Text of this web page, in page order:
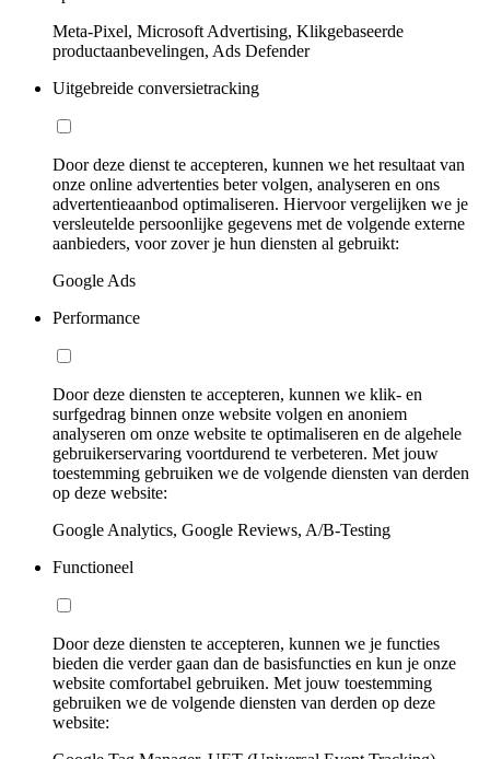
Meta-Pixel, Microsoft Advertising, Klikgebaseerde
productaanbevelingen, Ads Defender
Uitgebreide conversietracking
Door deze dienst te accepteren, kunnen we het resultaat van
onze online advertenties beter volgen, analyseren en ons
advertentieaanbod optimaliseren. Hiervoor vergelijken we je
versleutelde persoonlijke gegevens met de volgende externe
aanbieders, voor zover je hun diensten al gebruikt:
Google Ads
Performance
Door deze diensten te accepteren, kunnen we klik- en
surfgedrag binnen onze website volgen en anoniem
analyseren om onze website te optimaliseren en de algehele
gebruikerservaring voortdurend te verbeteren. Met jouw
toestemming gebruiken we de volgende diensten van derden
op deze website:
Google Analytics, Google Reviews, A/B-Testing
Functioneel
Door deze diensten te accepteren, kunnen we je functies
bieden die verder gaan dan de basisfuncties en kun je onze
website comfortabel gebruiken. Met jouw toestemming
gebruiken we de volgende diensten van derden op deze
website: